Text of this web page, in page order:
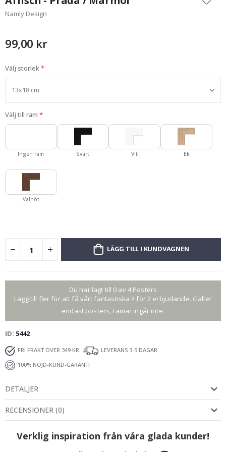
början
av
Namly Design
99,00 kr
Välj storlek
Välj till ram
Ingen ram Svart Vit Ek
Valnöt
LÄGG TILL I KUNDVAGNEN
Du har lagt till 0 av 4 Posters
Lägg till fler för att få vårt fantastiska 4 för 2 erbjudande. Gäller
endast posters, ramar ingår inte.
ID 5442
FRI FRAKT ÖVER 349 KR
LEVERANS 3-5 DAGAR
100% NÖJD-KUND-GARANTI
DETALJER
RECENSIONER (0)
Verklig inspiration från våra glada kunder!